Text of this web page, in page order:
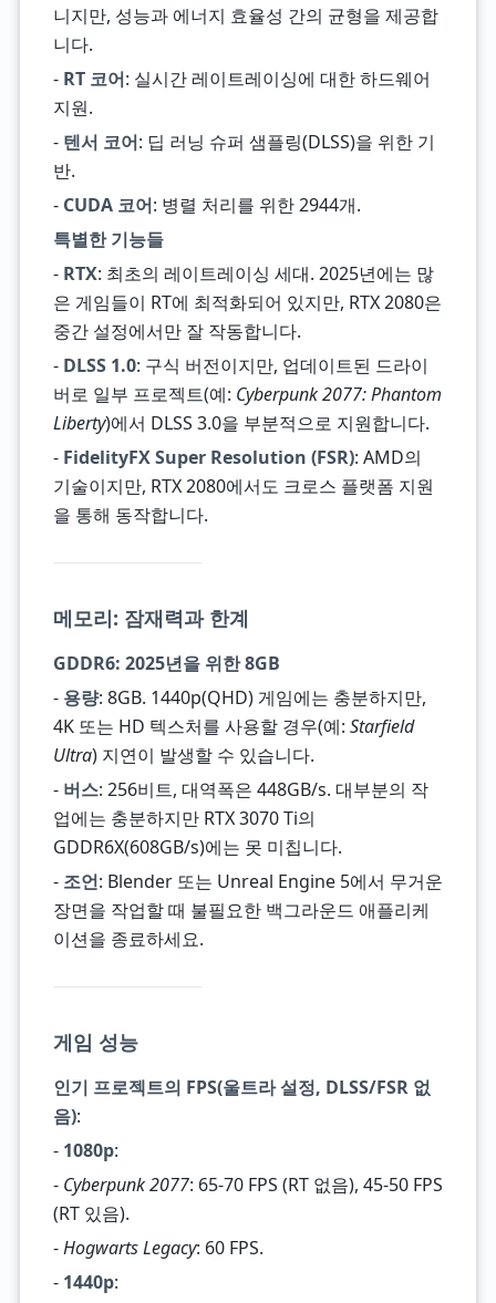
니지만, 성능과 에너지 효율성 간의 균형을 제공합
니다.
- RT 코어: 실시간 레이트레이싱에 대한 하드웨어
지원.
- 텐서 코어: 딥 러닝 슈퍼 샘플링(DLSS)을 위한 기
반.
- CUDA 코어: 병렬 처리를 위한 2944개.
특별한 기능들
- RTX: 최초의 레이트레이싱 세대. 2025년에는 많
은 게임들이 RT에 최적화되어 있지만, RTX 2080은
중간 설정에서만 잘 작동합니다.
- DLSS 1.0: 구식 버전이지만, 업데이트된 드라이
버로 일부 프로젝트(예: Cyberpunk 2077: Phantom
Liberty)에서 DLSS 3.0을 부분적으로 지원합니다.
- FidelityFX Super Resolution (FSR): AMD의
기술이지만, RTX 2080에서도 크로스 플랫폼 지원
을 통해 동작합니다.
메모리: 잠재력과 한계
GDDR6: 2025년을 위한 8GB
- 용량: 8GB. 1440p(QHD) 게임에는 충분하지만,
4K 또는 HD 텍스처를 사용할 경우(예: Starfield
Ultra) 지연이 발생할 수 있습니다.
- 버스: 256비트, 대역폭은 448GB/s. 대부분의 작
업에는 충분하지만 RTX 3070 Ti의
GDDR6X(608GB/s)에는 못 미칩니다.
- 조언: Blender 또는 Unreal Engine 5에서 무거운
장면을 작업할 때 불필요한 백그라운드 애플리케
이션을 종료하세요.
게임 성능
인기 프로젝트의 FPS(울트라 설정, DLSS/FSR 없
음):
- 1080p:
- Cyberpunk 2077: 65-70 FPS (RT 없음), 45-50 FPS
(RT 있음).
-Hogwarts Legacy: 60 FPS.
- 1440p: